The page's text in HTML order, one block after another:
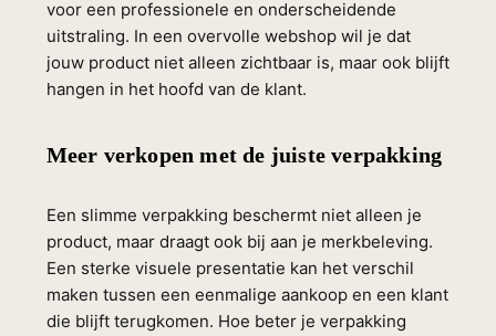
voor een professionele en onderscheidende
uitstraling. In een overvolle webshop wil je dat
jouw product niet alleen zichtbaar is, maar ook blijft
hangen in het hoofd van de klant.
Meer verkopen met de juiste verpakking
Een slimme verpakking beschermt niet alleen je
product, maar draagt ook bij aan je merkbeleving.
Een sterke visuele presentatie kan het verschil
maken tussen een eenmalige aankoop en een klant
die blijft terugkomen. Hoe beter je verpakking